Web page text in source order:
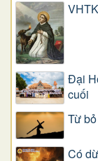
Đại
cuối
Từ
Có